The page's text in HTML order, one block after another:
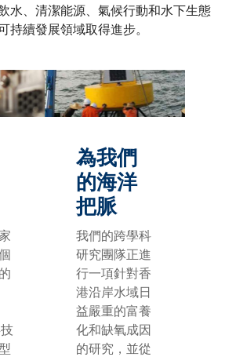
水、清潔能源、氣候行動和水下生態
持續發展領域取得進步。
為我們
的海洋
把脈
我們的跨學科
研究團隊正進
行一項針對香
港沿岸水域日
益嚴重的富養
化和缺氧成因
的研究，並從